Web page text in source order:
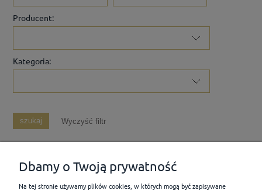
Producent:
Kategoria:
szukaj Wyczyść filtr
POMOC
Dbamy o Twoją prywatność
Na tej stronie używamy plików cookies, w których mogą być zapisywane